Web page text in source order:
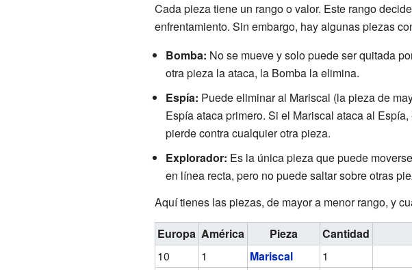
Cada pieza tiene un rango o valor. Este rango
enfrentamiento. Sin embargo, hay algunas piezas
Bomba: No se mueve y solo puede ser quitada
otra pieza la ataca, la Bomba la elimina.
Espía: Puede eliminar al Mariscal (la pieza de
Espía ataca primero. Si el Mariscal ataca al
pierde contra cualquier otra pieza.
Explorador: Es la única pieza que puede
en línea recta, pero no puede saltar sobre otras
Aquí tienes las piezas, de mayor a menor rango, y
Europa América Pieza Cantidad
10
1 Mariscal
1